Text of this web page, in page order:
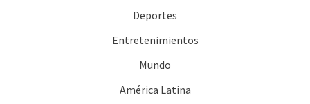
Deportes
Entretenimientos
Mundo
América Latina